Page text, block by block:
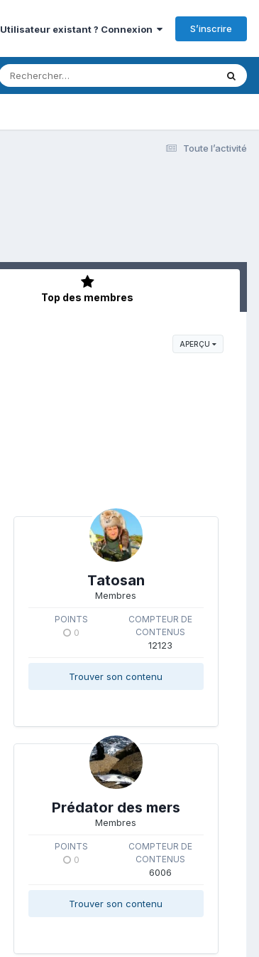
Utilisateur existant ? Connexion S’inscrire
Toute l’activité
Top des membres
APERÇU
Tatosan
Membres
POINTS
0
COMPTEUR DE
CONTENUS
12123
Trouver son contenu
Prédator des mers
Membres
POINTS
0
COMPTEUR DE
CONTENUS
6006
Trouver son contenu